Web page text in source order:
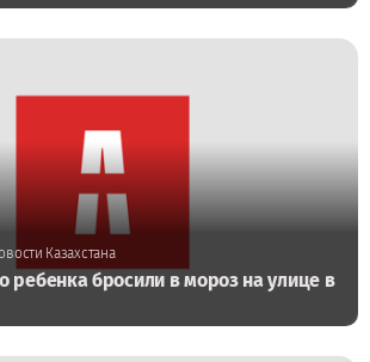
Казахстана
ребенка бросили в мороз на улице в